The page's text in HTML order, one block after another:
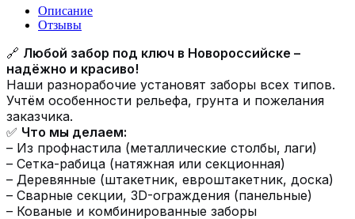
Описание
Отзывы
🔗 Любой забор под ключ в Новороссийске –
надёжно и красиво!
Наши разнорабочие установят заборы всех типов.
Учтём особенности рельефа, грунта и пожелания
заказчика.
✅ Что мы делаем:
– Из профнастила (металлические столбы, лаги)
– Сетка-рабица (натяжная или секционная)
– Деревянные (штакетник, евроштакетник, доска)
– Сварные секции, 3D-ограждения (панельные)
– Кованые и комбинированные заборы